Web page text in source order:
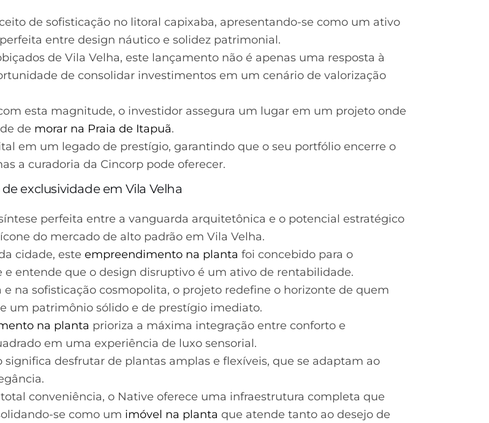
de sofisticação no litoral capixaba, apresentando-se como um ativo
entre design náutico e solidez patrimonial.
de Vila Velha, este lançamento não é apenas uma resposta à
de consolidar investimentos em um cenário de valorização
esta magnitude, o investidor assegura um lugar em um projeto onde
de morar na Praia de Itapuã.
em um legado de prestígio, garantindo que o seu portfólio encerre o
a curadoria da Cincorp pode oferecer.
exclusividade em Vila Velha
perfeita entre a vanguarda arquitetônica e o potencial estratégico
do mercado de alto padrão em Vila Velha.
cidade, esteempreendimento na planta foi concebido para o
entende que o design disruptivo é um ativo de rentabilidade.
na sofisticação cosmopolita, o projeto redefine o horizonte de quem
um patrimônio sólido e de prestígio imediato.
na planta prioriza a máxima integração entre conforto e
em uma experiência de luxo sensorial.
significa desfrutar de plantas amplas e flexíveis, que se adaptam ao
conveniência, o Native oferece uma infraestrutura completa que
se como um imóvel na planta que atende tanto ao desejo de